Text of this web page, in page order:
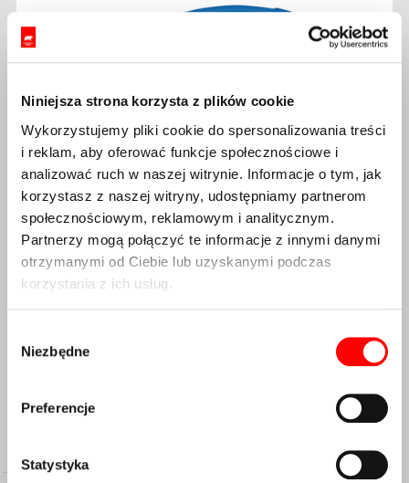
Niniejsza strona korzysta z plików cookie
Wykorzystujemy pliki cookie do spersonalizowania treści
i reklam, aby oferować funkcje społecznościowe i
analizować ruch w naszej witrynie. Informacje o tym, jak
korzystasz z naszej witryny, udostępniamy partnerom
społecznościowym, reklamowym i analitycznym.
Partnerzy mogą połączyć te informacje z innymi danymi
otrzymanymi od Ciebie lub uzyskanymi podczas
korzystania z ich usług.
zgody
Niezbędne
Preferencje
Statystyka